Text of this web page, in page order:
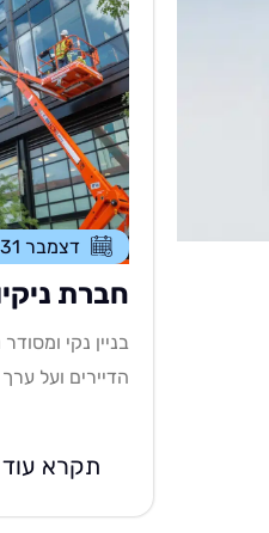
דצמבר 31, 2025
חברת
בניין נקי
הדיירים ועל
תקרא עוד